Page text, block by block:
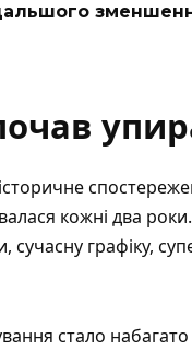
кожні два
графіку,
стало